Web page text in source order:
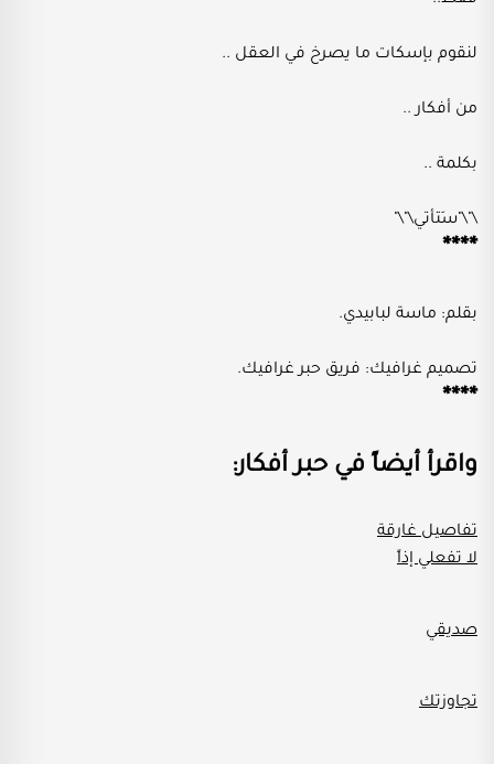
لنقوم بإسكات ما يصرخ في العقل ..
من أفكار ..
بكلمة ..
\"\"سَتأتي\"\"
****
بقلم: ماسة لبابيدي.
تصميم غرافيك: فريق حبر غرافيك.
****
واقرأ أيضاً في حبر أفكار:
تفاصيل غارقة
لا تفعلي إذاً
صديقي
تجاوزتك